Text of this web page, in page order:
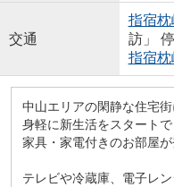
交通
指宿枕
訪」
指宿枕
中山エリアの閑静な住宅街
身軽に新生活をスタートで
家具・家電付きのお部屋
テレビや冷蔵庫、電子レ